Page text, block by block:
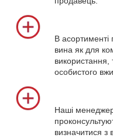
В асортименті
вина як для
використання,
особистого
Наші
визначитися з